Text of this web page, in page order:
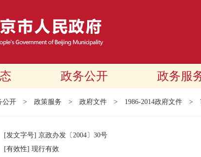
政务公开 政务服
公开 > 政策服务 > 政府文件 > 1986-2014政府文件 >
[发文字号] 京政办发 〔2004〕 30号
[有效性] 现行有效